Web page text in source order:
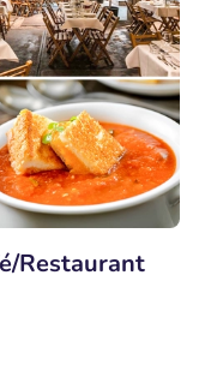
Restaurant